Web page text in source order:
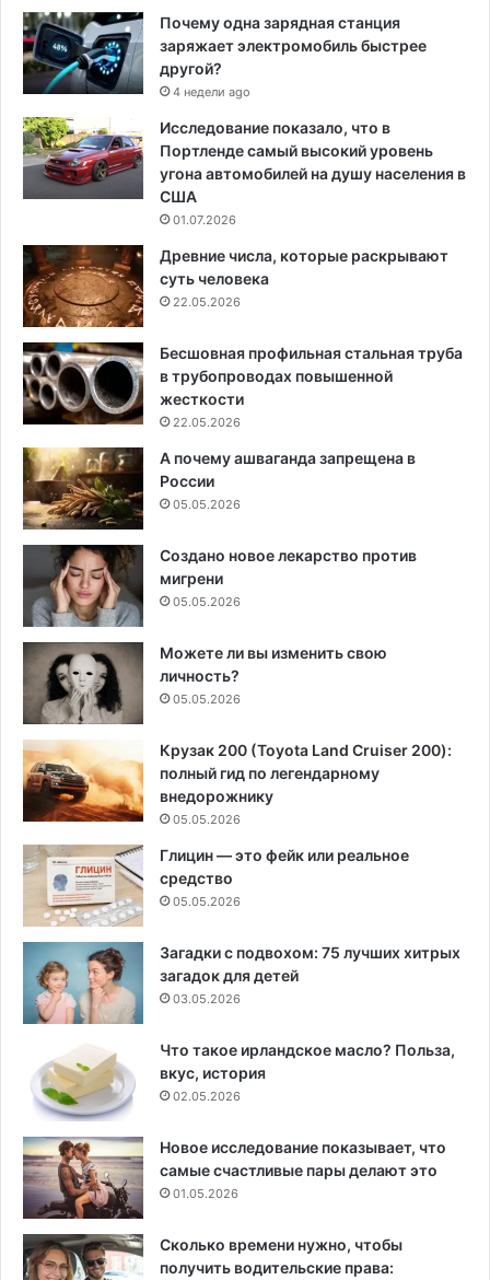
Почему одна зарядная станция
заряжает электромобиль быстрее
другой?
4 недели ago
Исследование показало, что в
Портленде самый высокий уровень
угона автомобилей на душу населения в
США
01.07.2026
Древние числа, которые раскрывают
суть человека
22.05.2026
Бесшовная профильная стальная труба
в трубопроводах повышенной
жесткости
22.05.2026
А почему ашваганда запрещена в
России
05.05.2026
Создано новое лекарство против
мигрени
05.05.2026
Можете ли вы изменить свою
личность?
05.05.2026
Крузак 200 (Toyota Land Cruiser 200):
полный гид по легендарному
внедорожнику
05.05.2026
Глицин — это фейк или реальное
средство
05.05.2026
Загадки с подвохом: 75 лучших хитрых
загадок для детей
03.05.2026
Что такое ирландское масло? Польза,
вкус, история
02.05.2026
Новое исследование показывает, что
самые счастливые пары делают это
01.05.2026
Сколько времени нужно, чтобы
получить водительские права: